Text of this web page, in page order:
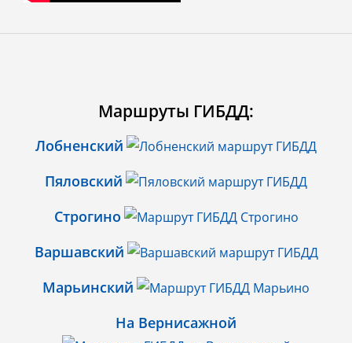
Маршруты ГИБДД:
Лобненский
Пяловский
Строгино
Варшавский
Марьинский
На Вернисажной